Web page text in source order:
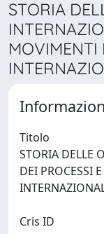
STORIA
MOVIMENTI
Titolo
STORIA DELLE
DEI PROCESSI
Cris ID